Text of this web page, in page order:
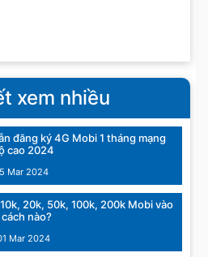
xem nhiều
đăng ký 4G Mobi 1 tháng mạng
cao 2024
Mar 2024
20k, 50k, 100k, 200k Mobi vào
nào?
Mar 2024